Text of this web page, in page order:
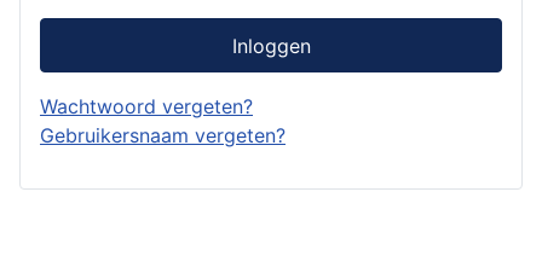
Inloggen
Wachtwoord vergeten?
Gebruikersnaam vergeten?